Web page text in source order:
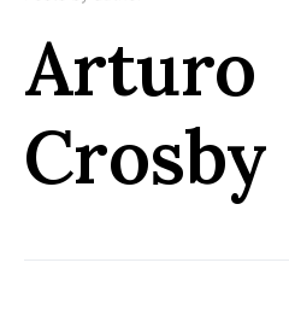
Arturo
Crosby